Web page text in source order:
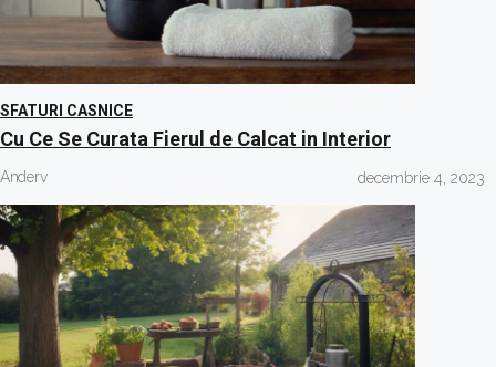
SFATURI CASNICE
Cu Ce Se Curata Fierul de Calcat in Interior
Anderv decembrie 4, 2023